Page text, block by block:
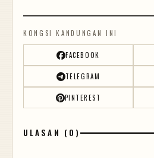
KONGSI KANDUNGAN INI
FACEBOOK
TELEGRAM
PINTEREST
ULASAN (0)